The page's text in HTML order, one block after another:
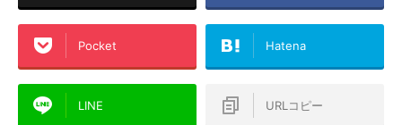
Pocket Hatena
LINE URLコピー